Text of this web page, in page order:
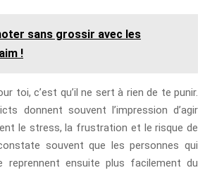
sans grossir avec les
!
toi, c’est qu’il ne sert à rien de te punir.
donnent souvent l’impression d’agir
le stress, la frustration et le risque de
souvent que les personnes qui
reprennent ensuite plus facilement du